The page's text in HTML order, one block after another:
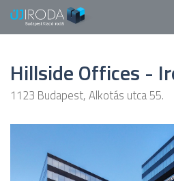
Hillside Offices -
1123 Budapest, Alkotás utca 55.